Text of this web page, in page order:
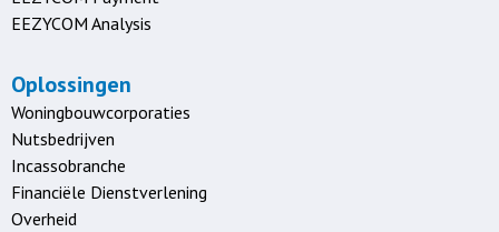
EEZYCOM Analysis
Oplossingen
Woningbouwcorporaties
Nutsbedrijven
Incassobranche
Financiële Dienstverlening
Overheid